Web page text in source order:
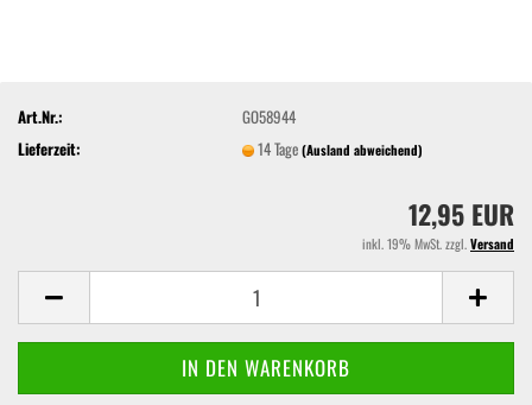
Art.Nr.:
GO58944
Lieferzeit:
14 Tage(Ausland abweichend)
12,95 EUR
inkl. 19% MwSt. zzgl.Versand